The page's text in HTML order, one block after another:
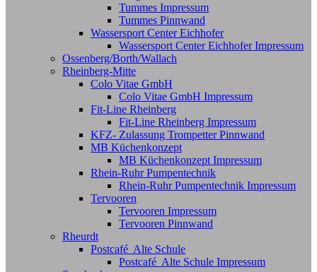
Tummes Impressum
Tummes Pinnwand
Wassersport Center Eichhofer
Wassersport Center Eichhofer Impressum
Ossenberg/Borth/Wallach
Rheinberg-Mitte
Colo Vitae GmbH
Colo Vitae GmbH Impressum
Fit-Line Rheinberg
Fit-Line Rheinberg Impressum
KFZ- Zulassung Trompetter Pinnwand
MB Küchenkonzept
MB Küchenkonzept Impressum
Rhein-Ruhr Pumpentechnik
Rhein-Ruhr Pumpentechnik Impressum
Tervooren
Tervooren Impressum
Tervooren Pinnwand
Rheurdt
Postcafé Alte Schule
Postcafé Alte Schule Impressum